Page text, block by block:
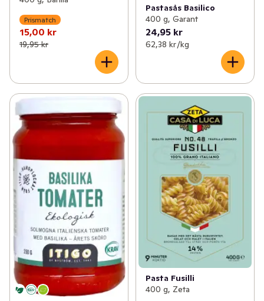
Prismatch
15,00 kr
19,95 kr
Pastasås Basilico
400 g, Garant
24,95 kr
62,38 kr /kg
Pasta Fusilli
400 g, Zeta